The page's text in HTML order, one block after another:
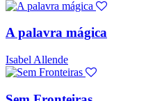
A palavra mágica
Isabel Allende